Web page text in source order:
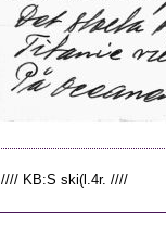
//// KB:S ski(l.4r. ////